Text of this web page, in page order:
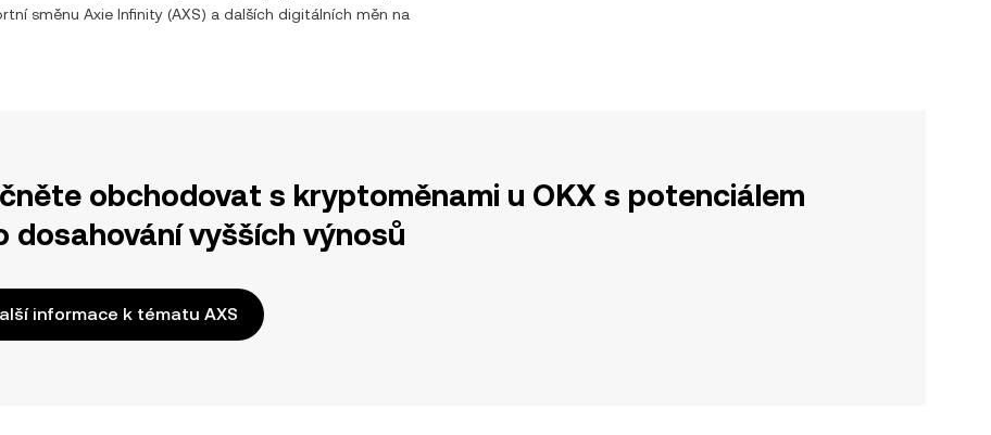
směnu Axie Infinity (AXS) a dalších digitálních měn na
obchodovat s kryptoměnami u OKX s potenciálem
dosahování vyšších výnosů
informace k tématu AXS